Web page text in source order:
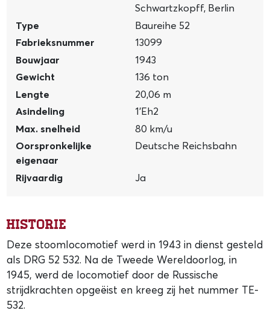
Schwartzkopff, Berlin
Type
Baureihe 52
Fabrieksnummer
13099
Bouwjaar
1943
Gewicht
136 ton
Lengte
20,06 m
Asindeling
1’Eh2
Max. snelheid
80 km/u
Oorspronkelijke
eigenaar
Deutsche Reichsbahn
Rijvaardig Ja
Historie
Deze stoomlocomotief werd in 1943 in dienst gesteld
als DRG 52 532. Na de Tweede Wereldoorlog, in
1945, werd de locomotief door de Russische
strijdkrachten opgeëist en kreeg zij het nummer TE-
532.